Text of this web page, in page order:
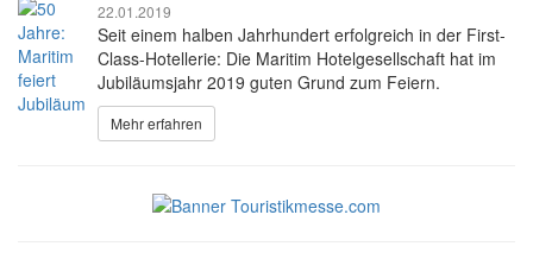
22.01.2019
Seit einem halben Jahrhundert erfolgreich in der First-
Class-Hotellerie: Die Maritim Hotelgesellschaft hat im
Jubiläumsjahr 2019 guten Grund zum Feiern.
Mehr erfahren